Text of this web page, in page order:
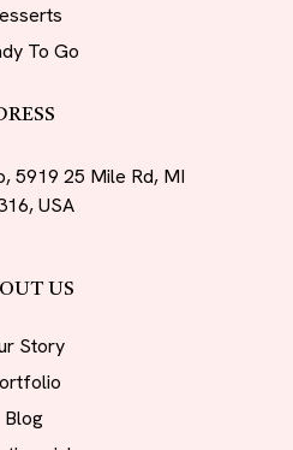
US
Story
Blog
To Go
5919 25 Mile Rd, MI
USA